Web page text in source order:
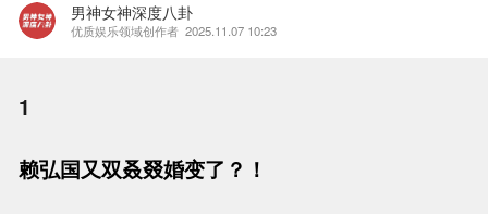
男神女神深度八卦
优质娱乐领域创作者 2025.11.07 10:23
1
赖弘国又双叒叕婚变了？！